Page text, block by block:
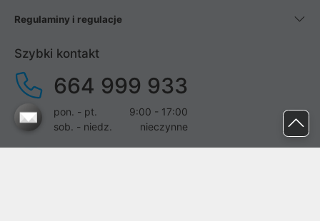
Regulaminy i regulacje
Szybki kontakt
664 999 933
pon. - pt.
9:00 - 17:00
sob. - niedz.
nieczynne